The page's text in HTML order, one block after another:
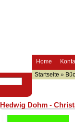
Home
Startseite »
Hedwig Dohm -